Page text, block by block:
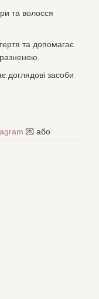
та волосся
та допомагає
доглядові засоби
💌 або